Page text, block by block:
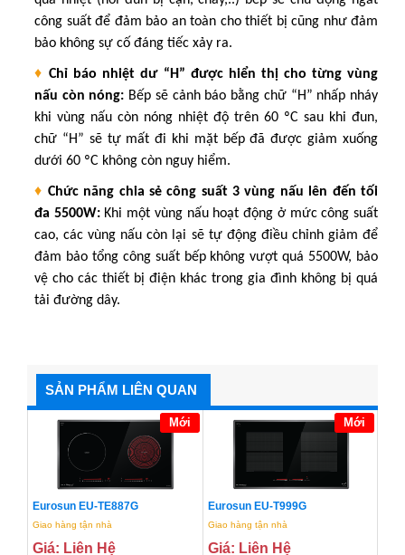
công suất để đảm bảo an toàn cho thiết bị cũng như đảm
bảo không sự cố đáng tiếc xảy ra.
♦ Chỉ báo nhiệt dư “H” được hiển thị cho từng vùng
nấu còn nóng: Bếp sẽ cảnh báo bằng chữ “H” nhấp nháy
khi vùng nấu còn nóng nhiệt độ trên 60 ºC sau khi đun,
chữ “H” sẽ tự mất đi khi mặt bếp đã được giảm xuống
dưới 60 ºC không còn nguy hiểm.
♦ Chức năng chia sẻ công suất3vùng nấu lên đến tối
đa 5500W:Khi một vùng nấu hoạt động ở mức công suất
cao, các vùng nấu còn lại sẽ tự động điều chỉnh giảm để
đảm bảo tổng công suất bếp không vượt quá 5500W, bảo
vệ cho các thiết bị điện khác trong gia đình không bị quá
tải đường dây.
SẢN PHẨM LIÊN QUAN
Mới
Eurosun EU-TE887G
Giao hàng tận nhà
Giá: Liên Hệ
Mới
Eurosun EU-T999G
Giao hàng tận nhà
Giá: Liên Hệ